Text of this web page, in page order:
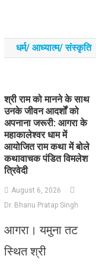
धर्म/ आध्‍यात्‍म/ संस्‍कृति
​श्री राम को मानने के साथ
उनके जीवन आदर्शों को
अपनाना जरूरी: आगरा के
महाकालेश्वर धाम में
आयोजित राम कथा में बोले
कथावाचक पंडित विमलेश
त्रिवेदी
August 6, 2026
Dr. Bhanu Pratap Singh
आगरा। यमुना तट
स्थित श्री